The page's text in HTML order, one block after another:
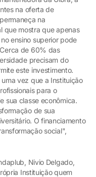
na oferta de
na
que mostra que apenas
ensino superior pode
de 60% das
precisam do
este investimento.
uma vez que a Instituição
para o
sua classe econômica.
de sua
O financiamento
social",
Nivio Delgado,
Instituição quem